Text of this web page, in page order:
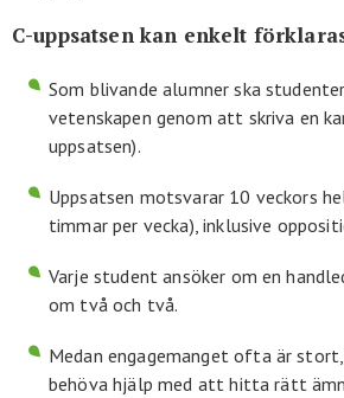
C-uppsatsen kan enkelt
Som blivande alumner ska
vetenskapen genom att skriva en
uppsatsen).
Uppsatsen motsvarar 10 veckors
timmar per vecka), inklusive
Varje student ansöker om en
om två och två.
Medan engagemanget ofta är
behöva hjälp med att hitta rätt